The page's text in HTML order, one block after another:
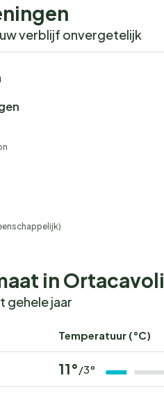
verblijf onvergetelijk
in Ortacavoli
gehele jaar
Temperatuur (°C)
11° /3°